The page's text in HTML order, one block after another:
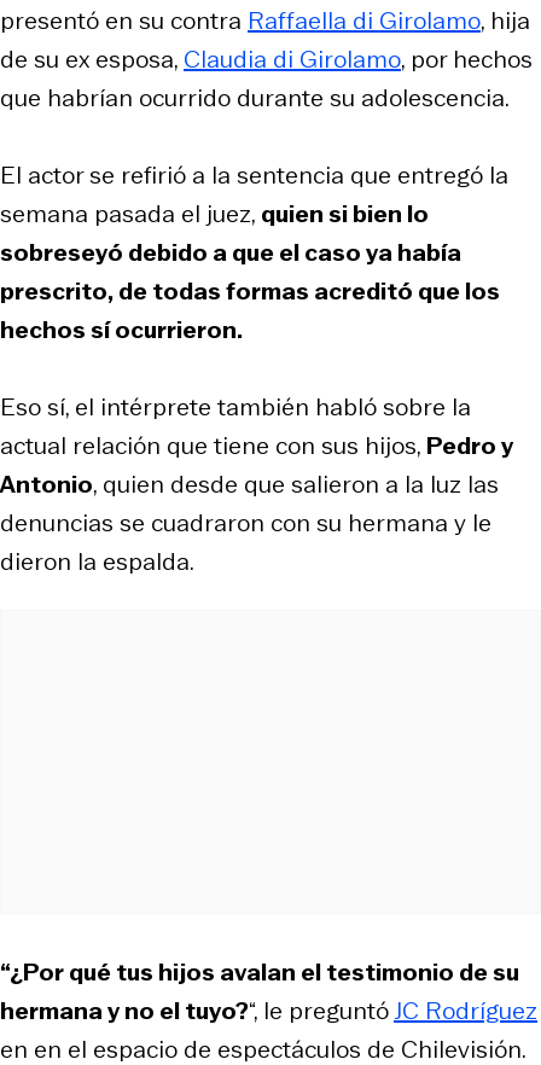
presentó en su contra Raffaella di Girolamo, hija
de su ex esposa, Claudia di Girolamo, por hechos
que habrían ocurrido durante su adolescencia.
El actor se refirió a la sentencia que entregó la
semana pasada el juez, quien si bien lo
sobreseyó debido a que el caso ya había
prescrito, de todas formas acreditó que los
hechos sí ocurrieron.
Eso sí, el intérprete también habló sobre la
actual relación que tiene con sus hijos, Pedro y
Antonio, quien desde que salieron a la luz las
denuncias se cuadraron con su hermana y le
dieron la espalda.
“¿Por qué tus hijos avalan el testimonio de su
hermana y no el tuyo?“, le preguntóJC Rodríguez
en en el espacio de espectáculos de Chilevisión.